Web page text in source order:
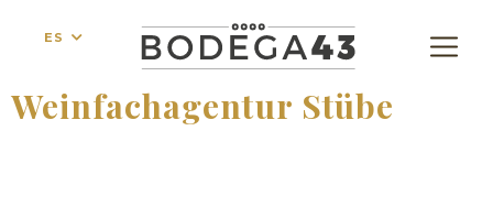
ES
Weinfachagentur Stübe